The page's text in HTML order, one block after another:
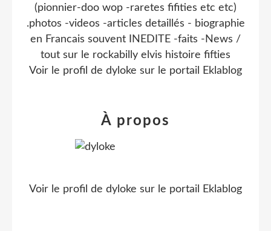
(pionnier-doo wop -raretes fifities etc etc)
.photos -videos -articles detaillés - biographie
en Francais souvent INEDITE -faits -News /
tout sur le rockabilly elvis histoire fifties
Voir le profil de dyloke sur le portail Eklablog
À propos
Voir le profil de dyloke sur le portail Eklablog